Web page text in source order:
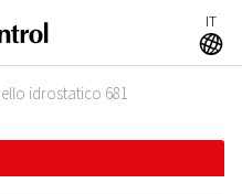
IT
A
idrostatico 681